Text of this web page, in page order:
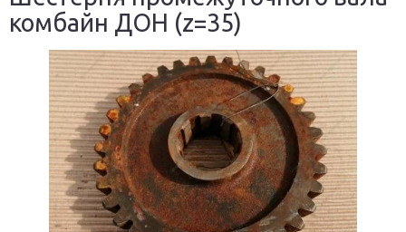
комбайн ДОН (z=35)